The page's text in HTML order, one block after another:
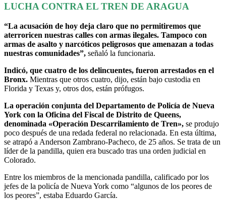
LUCHA CONTRA EL TREN DE ARAGUA
“La acusación de hoy deja claro que no permitiremos que
aterroricen nuestras calles con armas ilegales. Tampoco con
armas de asalto y narcóticos peligrosos que amenazan a todas
nuestras comunidades”, señaló la funcionaria.
Indicó, que cuatro de los delincuentes, fueron arrestados en el
Bronx. Mientras que otros cuatro, dijo, están bajo custodia en
Florida y Texas y, otros dos, están prófugos.
La operación conjunta del Departamento de Policía de Nueva
York con la Oficina del Fiscal de Distrito de Queens,
denominada «Operación Descarrilamiento de Tren», se produjo
poco después de una redada federal no relacionada. En esta última,
se atrapó a Anderson Zambrano-Pacheco, de 25 años. Se trata de un
líder de la pandilla, quien era buscado tras una orden judicial en
Colorado.
Entre los miembros de la mencionada pandilla, calificado por los
jefes de la policía de Nueva York como “algunos de los peores de
los peores”, estaba Eduardo García.